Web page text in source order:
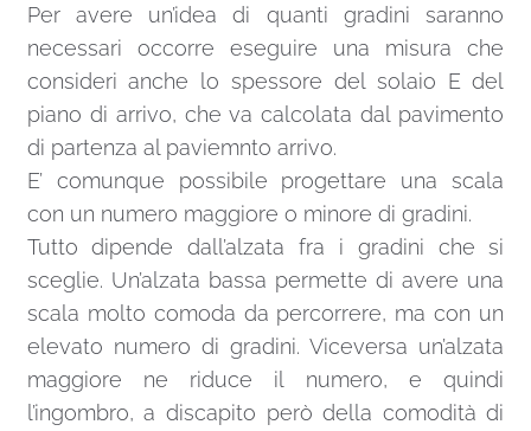
Per avere un’idea di quanti gradini saranno
necessari occorre eseguire una misura che
consideri anche lo spessore del solaio E del
piano di arrivo, che va calcolata dal pavimento
di partenza al paviemnto arrivo.
E’ comunque possibile progettare una scala
con un numero maggiore o minore di gradini.
Tutto dipende dall’alzata fra i gradini che si
sceglie. Un’alzata bassa permette di avere una
scala molto comoda da percorrere, ma con un
elevato numero di gradini. Viceversa un’alzata
maggiore ne riduce il numero, e quindi
l’ingombro, a discapito però della comodità di